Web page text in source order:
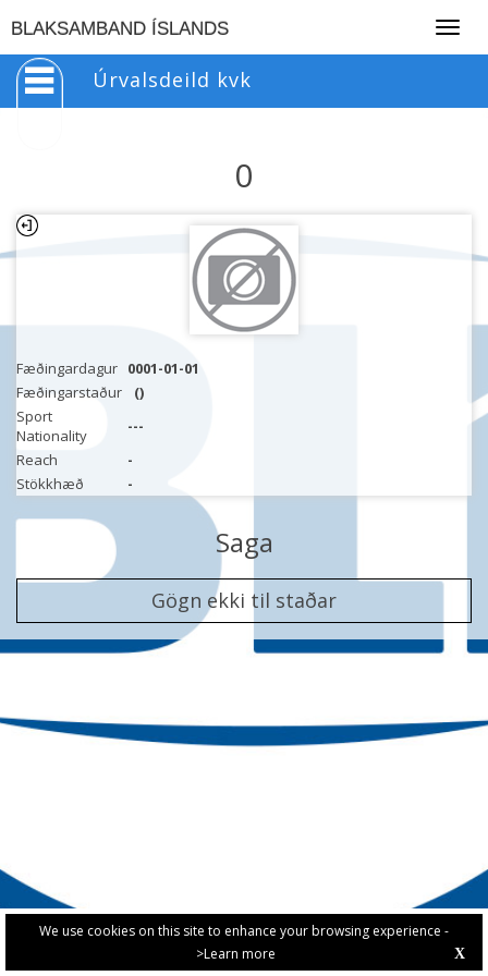
We use cookies on this site to enhance your browsing experience -
>Learn more
X
BLAKSAMBAND ÍSLANDS
Úrvalsdeild kvk
0
Fæðingardagur 0001-01-01
Fæðingarstaður
()
Sport
Nationality
---
Reach
-
Stökkhæð
-
Saga
Gögn ekki til staðar